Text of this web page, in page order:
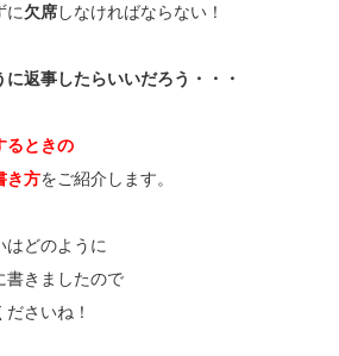
に欠席しなければならない！
に返事したらいいだろう・・・
るときの
き方をご紹介します。
はどのように
書きましたので
さいね！